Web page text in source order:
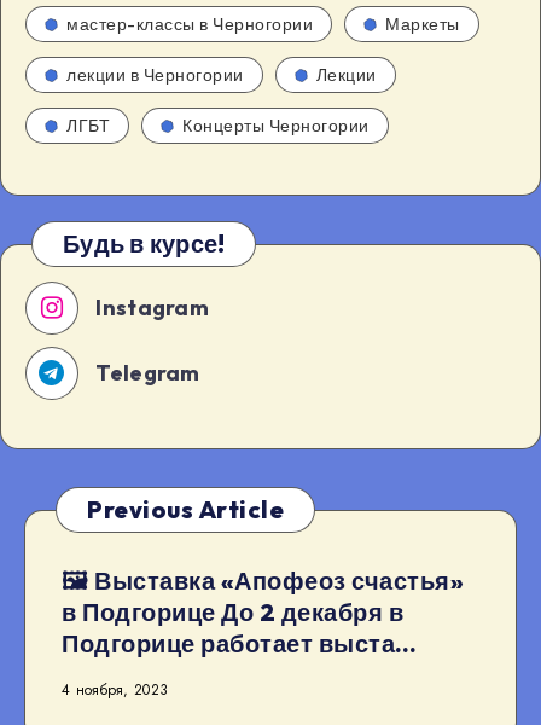
мастер-классы в Черногории Маркеты
лекции в Черногории Лекции
ЛГБТ Концерты Черногории
Будь в курсе!
Instagram
Telegram
Previous Article
🖼 Выставка «Апофеоз счастья»
в Подгорице До 2 декабря в
Подгорице работает выста…
4 ноября, 2023